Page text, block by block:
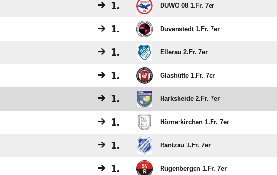
1. DUWO 08 1.Fr. 7er
1. Duvenstedt 1.Fr. 7er
1. Ellerau 2.Fr. 7er
1. Glashütte 1.Fr. 7er
1. Harksheide 2.Fr. 7er
1. Hörnerkirchen 1.Fr. 7er
1. Rantzau 1.Fr. 7er
1. Rugenbergen 1.Fr. 7er